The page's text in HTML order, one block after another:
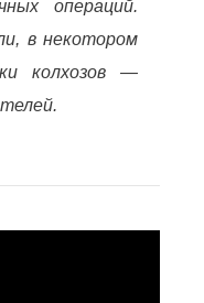
операций.
в некотором
колхозов —